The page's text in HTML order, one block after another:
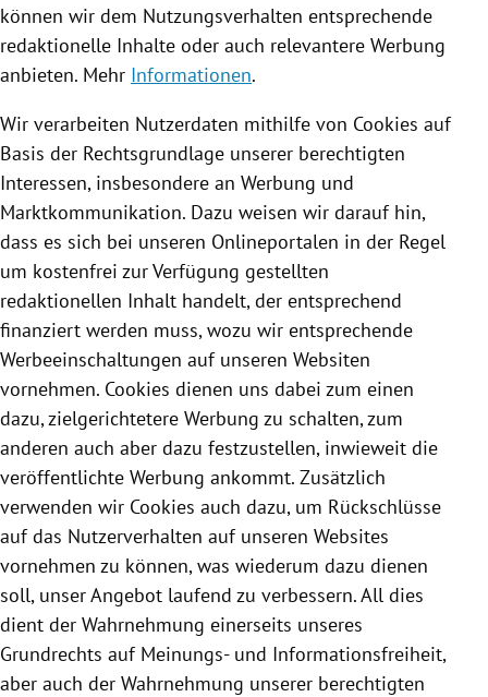
können wir dem Nutzungsverhalten entsprechende
redaktionelle Inhalte oder auch relevantere Werbung
anbieten. Mehr Informationen.
Wir verarbeiten Nutzerdaten mithilfe von Cookies auf
Basis der Rechtsgrundlage unserer berechtigten
Interessen, insbesondere an Werbung und
Marktkommunikation. Dazu weisen wir darauf hin,
dass es sich bei unseren Onlineportalen in der Regel
um kostenfrei zur Verfügung gestellten
redaktionellen Inhalt handelt, der entsprechend
finanziert werden muss, wozu wir entsprechende
Werbeeinschaltungen auf unseren Websiten
vornehmen. Cookies dienen uns dabei zum einen
dazu, zielgerichtetere Werbung zu schalten, zum
anderen auch aber dazu festzustellen, inwieweit die
veröffentlichte Werbung ankommt. Zusätzlich
verwenden wir Cookies auch dazu, um Rückschlüsse
auf das Nutzerverhalten auf unseren Websites
vornehmen zu können, was wiederum dazu dienen
soll, unser Angebot laufend zu verbessern. All dies
dient der Wahrnehmung einerseits unseres
Grundrechts auf Meinungs- und Informationsfreiheit,
aber auch der Wahrnehmung unserer berechtigten